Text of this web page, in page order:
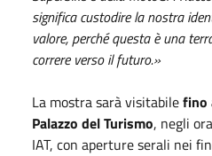
significa custodire la nostra
valore, perché questa è una
correre verso il futuro.»
La mostra sarà visitabilefino
Palazzo del Turismo, negli
IAT, con aperture serali nei